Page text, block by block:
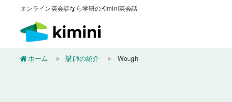
オンライン英会話なら学研のKimini英会話
ホーム 講師の紹介 Wough